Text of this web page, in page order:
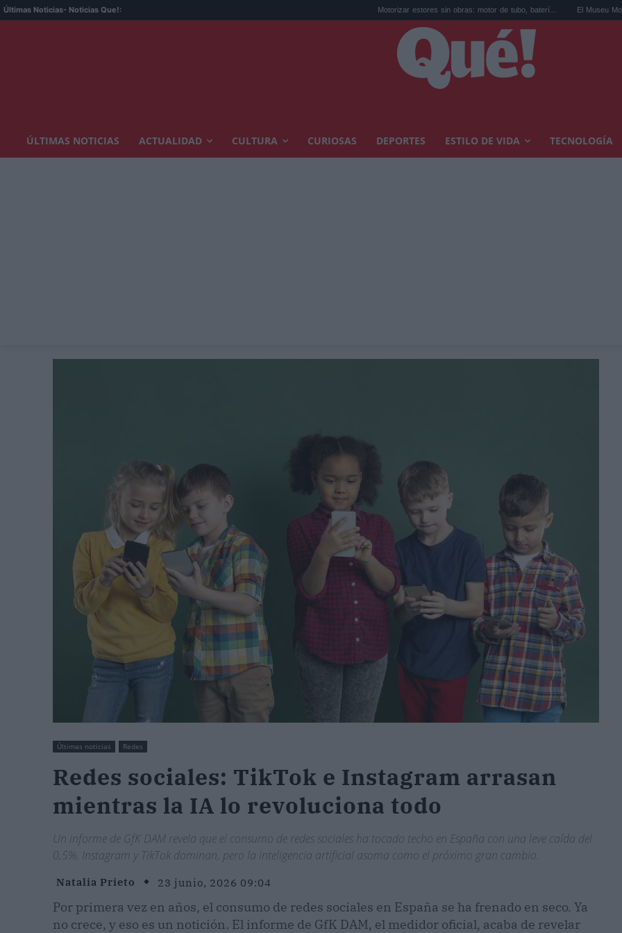
Últimas Noticias- Noticias Que!: Motorizar estores sin obras: motor de tubo, baterí... El Museu Morera
ÚLTIMAS NOTICIAS ACTUALIDAD CULTURA CURIOSAS DEPORTES ESTILO DE VIDA TECNOLOGÍA
Últimas noticias Redes
Redes sociales: TikTok e Instagram arrasan
mientras la IA lo revoluciona todo
Un informe de GfK DAM revela que el consumo de redes sociales ha tocado techo en España con una leve caída del
0,5%. Instagram y TikTok dominan, pero la inteligencia artificial asoma como el próximo gran cambio.
Natalia Prieto 23 junio, 2026 09:04
Por primera vez en años, el consumo de redes sociales en España se ha frenado en seco. Ya
no crece, y eso es un notición. El informe de GfK DAM, el medidor oficial, acaba de revelar